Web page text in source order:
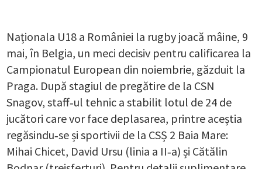
Naționala U18 a României la rugby joacă mâine, 9
mai, în Belgia, un meci decisiv pentru calificarea la
Campionatul European din noiembrie, găzduit la
Praga. După stagiul de pregătire de la CSN
Snagov, staff‑ul tehnic a stabilit lotul de 24 de
jucători care vor face deplasarea, printre aceștia
regăsindu‑se și sportivii de la CSȘ 2 Baia Mare:
Mihai Chicet, David Ursu (linia a II‑a) și Cătălin